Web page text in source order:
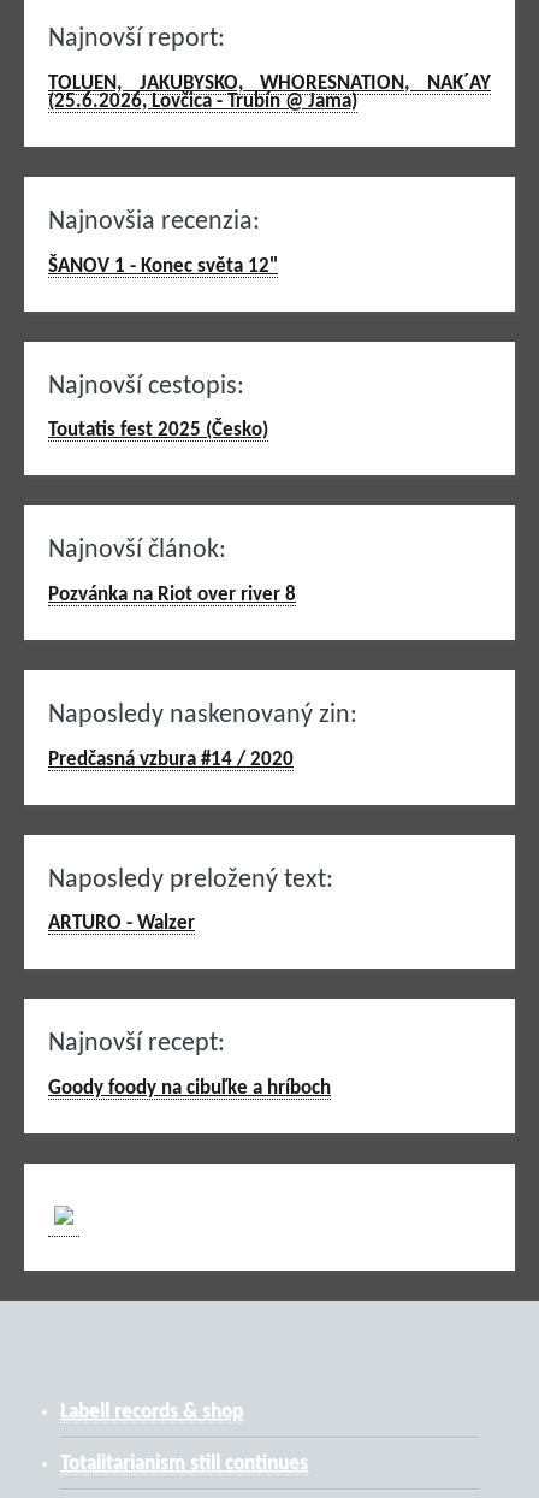
Najnovší report:
TOLUEN, JAKUBYSKO, WHORESNATION, NAK´AY
(25.6.2026, Lovčica - Trubín @ Jama)
Najnovšia recenzia:
ŠANOV 1 - Konec světa 12"
Najnovší cestopis:
Toutatis fest 2025 (Česko)
Najnovší článok:
Pozvánka na Riot over river 8
Naposledy naskenovaný zin:
Predčasná vzbura #14 / 2020
Naposledy preložený text:
ARTURO - Walzer
Najnovší recept:
Goody foody na cibuľke a hríboch
Labell records & shop
Totalitarianism still continues